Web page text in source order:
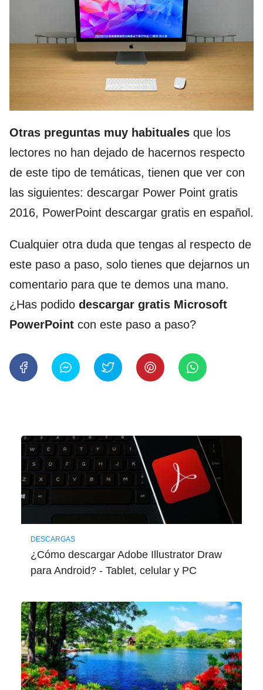
Otras preguntas muy habituales que los
lectores no han dejado de hacernos respecto
de este tipo de temáticas, tienen que ver con
las siguientes: descargar Power Point gratis
2016, PowerPoint descargar gratis en español.
Cualquier otra duda que tengas al respecto de
este paso a paso, solo tienes que dejarnos un
comentario para que te demos una mano.
¿Has podido descargar gratis Microsoft
PowerPoint con este paso a paso?
DESCARGAS
¿Cómo descargar Adobe Illustrator Draw
para Android? - Tablet, celular y PC